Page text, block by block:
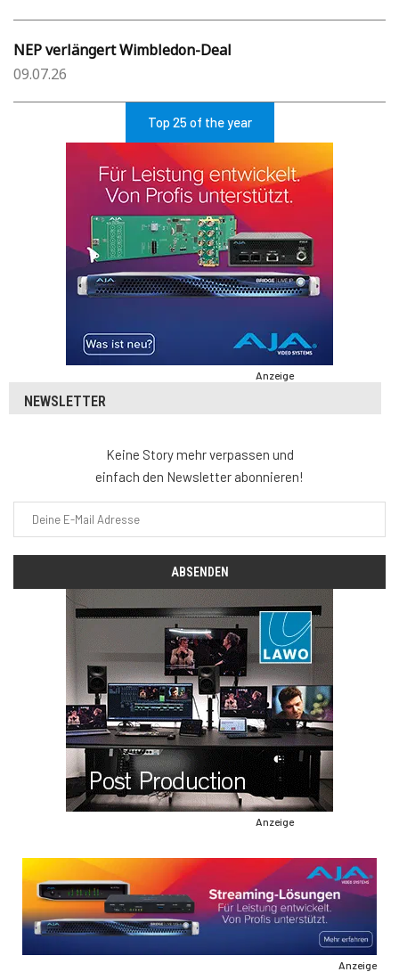
NEP verlängert Wimbledon-Deal
09.07.26
Top 25 of the year
Anzeige
NEWSLETTER
Keine Story mehr verpassen und
einfach den Newsletter abonnieren!
Anzeige
Anzeige